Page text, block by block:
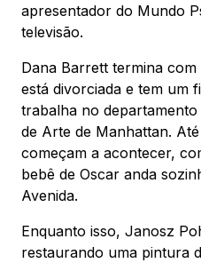
apresentador do Mundo
televisão.
Dana Barrett termina com
está divorciada e tem um
trabalha no
de Arte de Manhattan.
começam a acontecer,
bebê de Oscar anda
Avenida.
Enquanto isso, Janosz
restaurando uma pintura